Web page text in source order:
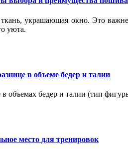
украшающая окно. Это
уюта.
в объеме бедер и талии
объемах бедер и талии (тип
место для тренировок